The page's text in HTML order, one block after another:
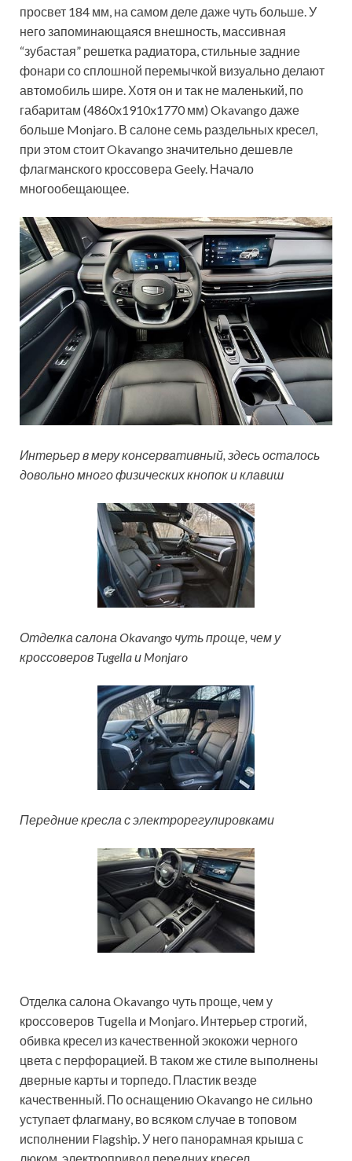
просвет 184 мм, на самом деле даже чуть больше. У
него запоминающаяся внешность, массивная
“зубастая” решетка радиатора, стильные задние
фонари со сплошной перемычкой визуально делают
автомобиль шире. Хотя он и так не маленький, по
габаритам (4860x1910x1770 мм) Okavango даже
больше Monjaro. В салоне семь раздельных кресел,
при этом стоит Okavango значительно дешевле
флагманского кроссовера Geely. Начало
многообещающее.
Интерьер в меру консервативный, здесь осталось
довольно много физических кнопок и клавиш
Отделка салона Okavango чуть проще, чем у
кроссоверов Tugella и Monjaro
Передние кресла с электрорегулировками
Отделка салона Okavango чуть проще, чем у
кроссоверов Tugella и Monjaro. Интерьер строгий,
обивка кресел из качественной экокожи черного
цвета с перфорацией. В таком же стиле выполнены
дверные карты и торпедо. Пластик везде
качественный. По оснащению Okavango не сильно
уступает флагману, во всяком случае в топовом
исполнении Flagship. У него панорамная крыша с